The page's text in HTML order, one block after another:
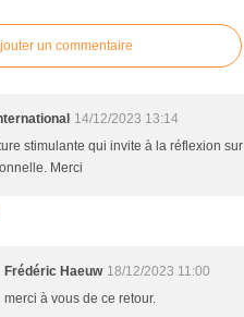
un commentaire
14/12/2023 13:14
stimulante qui invite à la réflexion
Merci
Frédéric Haeuw 18/12/2023 11:00
merci à vous de ce retour.